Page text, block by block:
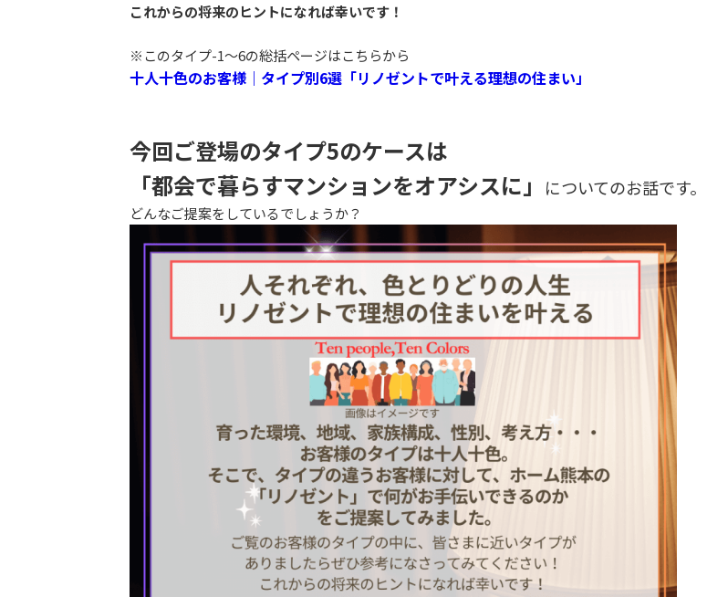
これからの将来のヒントになれば幸いです！
※このタイプ-1～6の総括ページはこちらから
十人十色のお客様｜タイプ別6選「リノゼントで叶える理想の住まい」
今回ご登場のタイプ5のケースは
「都会で暮らすマンションをオアシスに」
についてのお話です。
どんなご提案をしているでしょうか？